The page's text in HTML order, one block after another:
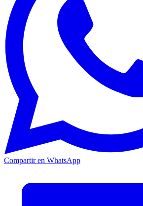
Compartir en WhatsApp